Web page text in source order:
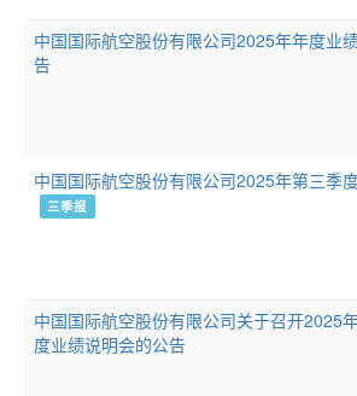
中国国际航空股份有限公司2025年年度业
告
中国国际航空股份有限公司2025年第三季
三季报
中国国际航空股份有限公司关于召开2025
度业绩说明会的公告